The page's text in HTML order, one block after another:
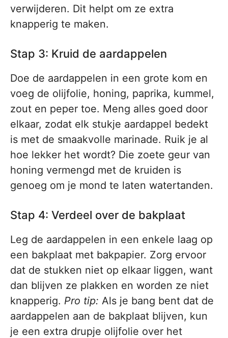
verwijderen. Dit helpt om ze extra
knapperig te maken.
Stap 3: Kruid de aardappelen
Doe de aardappelen in een grote kom en
voeg de olijfolie, honing, paprika, kummel,
zout en peper toe. Meng alles goed door
elkaar, zodat elk stukje aardappel bedekt
is met de smaakvolle marinade. Ruik je al
hoe lekker het wordt? Die zoete geur van
honing vermengd met de kruiden is
genoeg om je mond te laten watertanden.
Stap 4: Verdeel over de bakplaat
Leg de aardappelen in een enkele laag op
een bakplaat met bakpapier. Zorg ervoor
dat de stukken niet op elkaar liggen, want
dan blijven ze plakken en worden ze niet
knapperig. Pro tip: Als je bang bent dat de
aardappelen aan de bakplaat blijven, kun
je een extra drupje olijfolie over het